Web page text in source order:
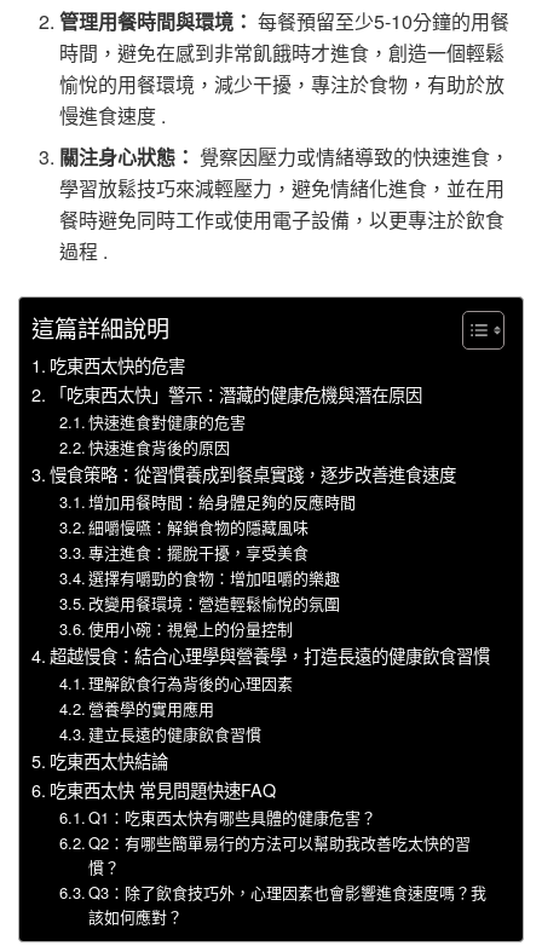
管理用餐時間與環境： 每餐預留至少5-10分鐘的用餐
時間，避免在感到非常飢餓時才進食，創造一個輕鬆
愉悅的用餐環境，減少干擾，專注於食物，有助於放
慢進食速度 .
關注身心狀態： 覺察因壓力或情緒導致的快速進食，
學習放鬆技巧來減輕壓力，避免情緒化進食，並在用
餐時避免同時工作或使用電子設備，以更專注於飲食
過程 .
這篇詳細說明
吃東西太快的危害
「吃東西太快」警示：潛藏的健康危機與潛在原因
快速進食對健康的危害
快速進食背後的原因
慢食策略：從習慣養成到餐桌實踐，逐步改善進食速度
增加用餐時間：給身體足夠的反應時間
細嚼慢嚥：解鎖食物的隱藏風味
專注進食：擺脫干擾，享受美食
選擇有嚼勁的食物：增加咀嚼的樂趣
改變用餐環境：營造輕鬆愉悅的氛圍
使用小碗：視覺上的份量控制
超越慢食：結合心理學與營養學，打造長遠的健康飲食習慣
理解飲食行為背後的心理因素
營養學的實用應用
建立長遠的健康飲食習慣
吃東西太快結論
吃東西太快 常見問題快速FAQ
Q1：吃東西太快有哪些具體的健康危害？
Q2：有哪些簡單易行的方法可以幫助我改善吃太快的習
慣？
Q3：除了飲食技巧外，心理因素也會影響進食速度嗎？我
該如何應對？